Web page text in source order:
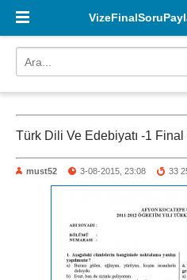
Türk Dili Ve Edebiyatı -1 Final
must52 3-08-2015, 23:08 33